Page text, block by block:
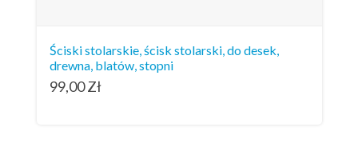
Ściski stolarskie, ścisk stolarski, do desek,
drewna, blatów, stopni
99,00Zł